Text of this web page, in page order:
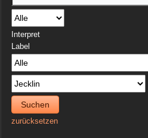
Interpret
Label
Suchen
zurücksetzen